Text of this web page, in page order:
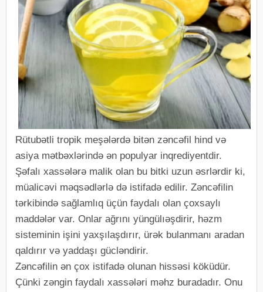
Rütubətli tropik meşələrdə bitən zəncəfil hind və
asiya mətbəxlərində ən populyar inqrediyentdir.
Şəfalı xassələrə malik olan bu bitki uzun əsrlərdir ki,
müalicəvi məqsədlərlə də istifadə edilir. Zəncəfilin
tərkibində sağlamlıq üçün faydalı olan çoxsaylı
maddələr var. Onlar ağrını yüngülıəşdirir, həzm
sisteminin işini yaxşılaşdırır, ürək bulanmanı aradan
qaldırır və yaddaşı gücləndirir.
Zəncəfilin ən çox istifadə olunan hissəsi köküdür.
Çünki zəngin faydalı xassələri məhz buradadır. Onu